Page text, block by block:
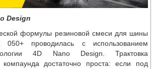
Design
формулы резиновой смеси для шины
проводилась с использованием
4D Nano Design. Трактовка
компаунда достаточно проста: если под